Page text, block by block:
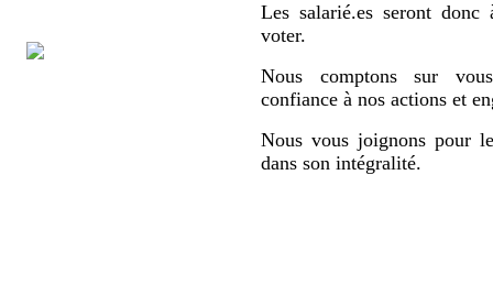
Les salarié.es seront
voter.
Nous comptons sur
confiance à nos actions et
Nous vous joignons pour
dans son intégralité.